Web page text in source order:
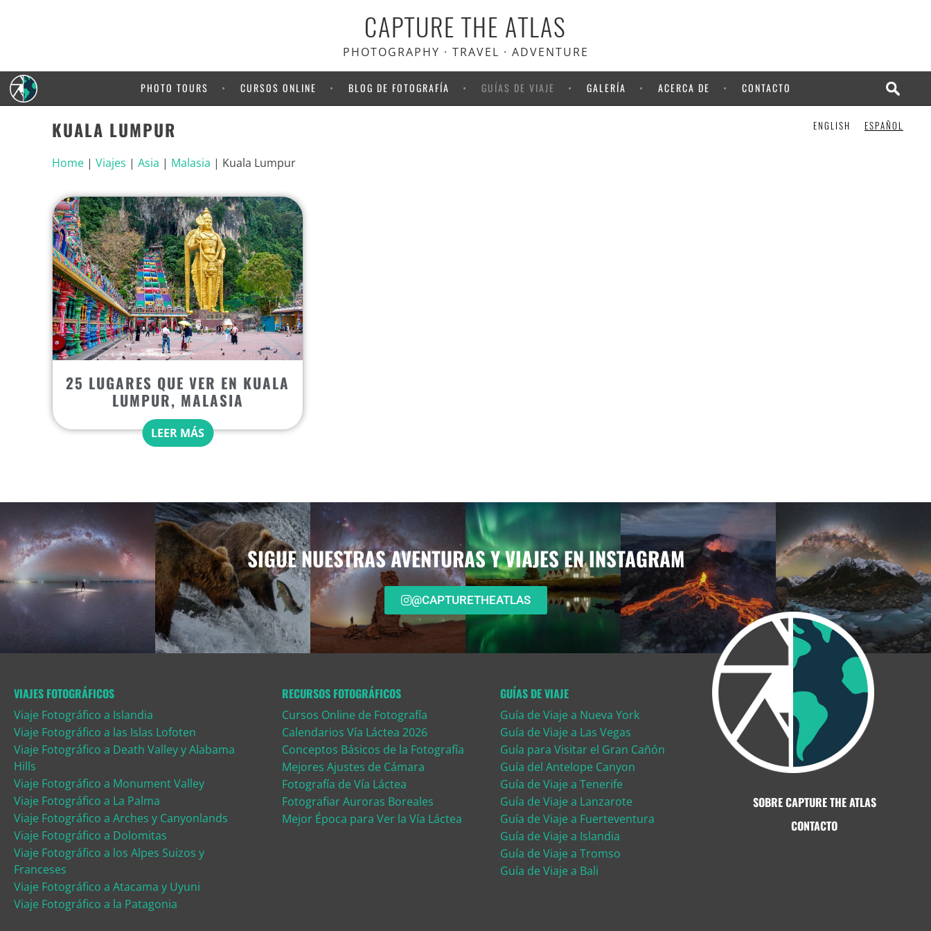
CAPTURE THE ATLAS
PHOTOGRAPHY · TRAVEL · ADVENTURE
PHOTO TOURS CURSOS ONLINE BLOG DE FOTOGRAFÍA GUÍAS DE VIAJE GALERÍA ACERCA DE CONTACTO
ENGLISH ESPAÑOL
KUALA LUMPUR
Home | Viajes | Asia | Malasia | Kuala Lumpur
25 LUGARES QUE VER EN KUALA
LUMPUR, MALASIA
LEER MÁS
SIGUE NUESTRAS AVENTURAS Y VIAJES EN INSTAGRAM
@CAPTURETHEATLAS
VIAJES FOTOGRÁFICOS
Viaje Fotográfico a Islandia
Viaje Fotográfico a las Islas Lofoten
Viaje Fotográfico a Death Valley y Alabama
Hills
Viaje Fotográfico a Monument Valley
Viaje Fotográfico a La Palma
Viaje Fotográfico a Arches y Canyonlands
Viaje Fotográfico a Dolomitas
Viaje Fotográfico a los Alpes Suizos y
Franceses
Viaje Fotográfico a Atacama y Uyuni
Viaje Fotográfico a la Patagonia
RECURSOS FOTOGRÁFICOS
Cursos Online de Fotografía
Calendarios Vía Láctea 2026
Conceptos Básicos de la Fotografía
Mejores Ajustes de Cámara
Fotografía de Vía Láctea
Fotografiar Auroras Boreales
Mejor Época para Ver la Vía Láctea
GUÍAS DE VIAJE
Guía de Viaje a Nueva York
Guía de Viaje a Las Vegas
Guía para Visitar el Gran Cañón
Guía del Antelope Canyon
Guía de Viaje a Tenerife
Guía de Viaje a Lanzarote
Guía de Viaje a Fuerteventura
Guía de Viaje a Islandia
Guía de Viaje a Tromso
Guía de Viaje a Bali
SOBRE CAPTURE THE ATLAS
CONTACTO